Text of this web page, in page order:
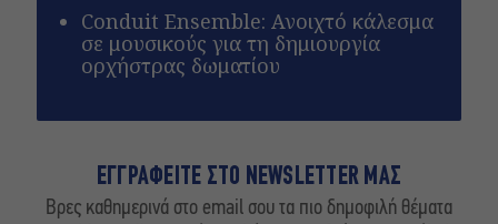
Conduit Ensemble: Ανοιχτό κάλεσμα
σε μουσικούς για τη δημιουργία
ορχήστρας δωματίου
ΕΓΓΡΑΦΕΙΤΕ ΣΤΟ NEWSLETTER ΜΑΣ
Βρες καθημερινά στο email σου τα πιο δημοφιλή θέματα